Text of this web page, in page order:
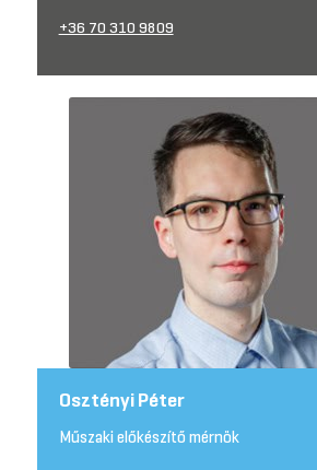
+36 70 310 9809
Osztényi Péter
Műszaki előkészítő mérnök